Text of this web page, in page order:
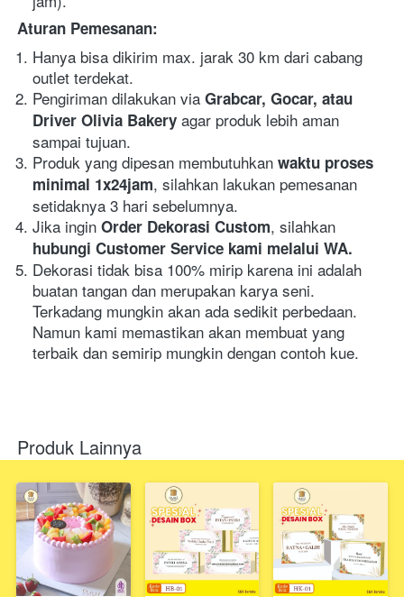
Aturan Pemesanan:
Hanya bisa dikirim max. jarak 30 km dari cabang
outlet terdekat.
Pengiriman dilakukan via Grabcar, Gocar, atau
Driver Olivia Bakery agar produk lebih aman
sampai tujuan.
Produk yang dipesan membutuhkan waktu proses
minimal 1x24jam, silahkan lakukan pemesanan
setidaknya 3 hari sebelumnya.
Jika ingin Order Dekorasi Custom, silahkan
hubungi Customer Service kami melalui WA.
Dekorasi tidak bisa 100% mirip karena ini adalah
buatan tangan dan merupakan karya seni.
Terkadang mungkin akan ada sedikit perbedaan.
Namun kami memastikan akan membuat yang
terbaik dan semirip mungkin dengan contoh kue.
Produk Lainnya